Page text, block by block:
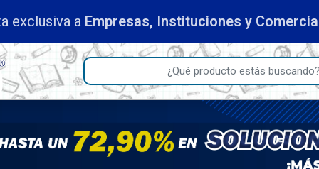
exclusiva a Empresas, Instituciones y